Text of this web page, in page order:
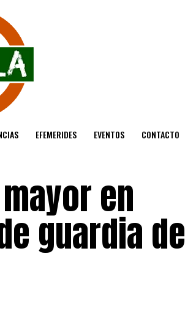
EFEMERIDES EVENTOS CONTACTO
en
guardia de